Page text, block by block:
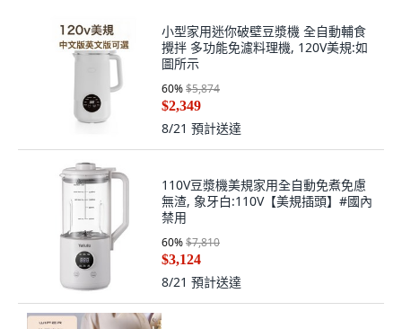
小型家用迷你破壁豆漿機 全自動輔食
攪拌 多功能免濾料理機, 120V美規:如
圖所示
60%$5,874
$2,349
8/21 預計送達
110V豆漿機美規家用全自動免煮免慮
無渣, 象牙白:110V【美規插頭】#國內
禁用
60%$7,810
$3,124
8/21 預計送達